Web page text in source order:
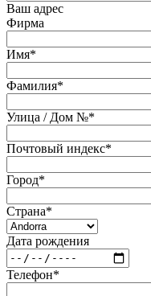
Ваш адрес
Фирма
Имя*
Фамилия*
Улица / Дом №*
Почтовый индекс*
Город*
Страна*
Дата рождения
Телефон*